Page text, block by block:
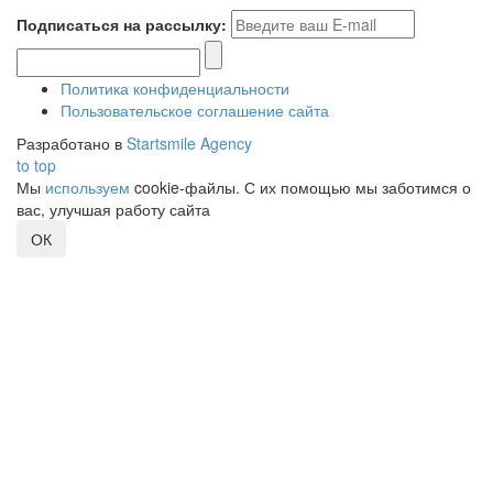
Подписаться на рассылку:
Политика конфиденциальности
Пользовательское соглашение сайта
Разработано в Startsmile Agency
to top
Мы используем cookie-файлы. С их помощью мы заботимся о
вас, улучшая работу сайта
ОК